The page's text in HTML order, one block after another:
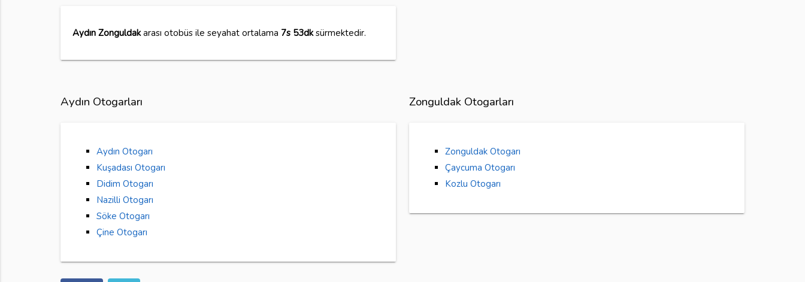
Aydın Zonguldakarası otobüs ile seyahat ortalama 7s 53dksürmektedir.
Aydın Otogarları
Aydın Otogarı
Kuşadası Otogarı
Didim Otogarı
Nazilli Otogarı
Söke Otogarı
Çine Otogarı
Zonguldak Otogarları
Zonguldak Otogarı
Çaycuma Otogarı
Kozlu Otogarı